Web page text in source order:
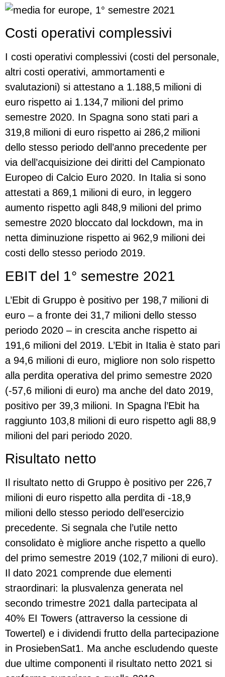
Costi operativi complessivi
I costi operativi complessivi (costi del personale,
altri costi operativi, ammortamenti e
svalutazioni) si attestano a 1.188,5 milioni di
euro rispetto ai 1.134,7 milioni del primo
semestre 2020. In Spagna sono stati pari a
319,8 milioni di euro rispetto ai 286,2 milioni
dello stesso periodo dell’anno precedente per
via dell’acquisizione dei diritti del Campionato
Europeo di Calcio Euro 2020. In Italia si sono
attestati a 869,1 milioni di euro, in leggero
aumento rispetto agli 848,9 milioni del primo
semestre 2020 bloccato dal lockdown, ma in
netta diminuzione rispetto ai 962,9 milioni dei
costi dello stesso periodo 2019.
EBIT del 1° semestre 2021
L’Ebit di Gruppo è positivo per 198,7 milioni di
euro – a fronte dei 31,7 milioni dello stesso
periodo 2020 – in crescita anche rispetto ai
191,6 milioni del 2019. L’Ebit in Italia è stato pari
a 94,6 milioni di euro, migliore non solo rispetto
alla perdita operativa del primo semestre 2020
(-57,6 milioni di euro) ma anche del dato 2019,
positivo per 39,3 milioni. In Spagna l’Ebit ha
raggiunto 103,8 milioni di euro rispetto agli 88,9
milioni del pari periodo 2020.
Risultato netto
Il risultato netto di Gruppo è positivo per 226,7
milioni di euro rispetto alla perdita di -18,9
milioni dello stesso periodo dell’esercizio
precedente. Si segnala che l’utile netto
consolidato è migliore anche rispetto a quello
del primo semestre 2019 (102,7 milioni di euro).
Il dato 2021 comprende due elementi
straordinari: la plusvalenza generata nel
secondo trimestre 2021 dalla partecipata al
40% EI Towers (attraverso la cessione di
Towertel) e i dividendi frutto della partecipazione
in ProsiebenSat1. Ma anche escludendo queste
due ultime componenti il risultato netto 2021 si